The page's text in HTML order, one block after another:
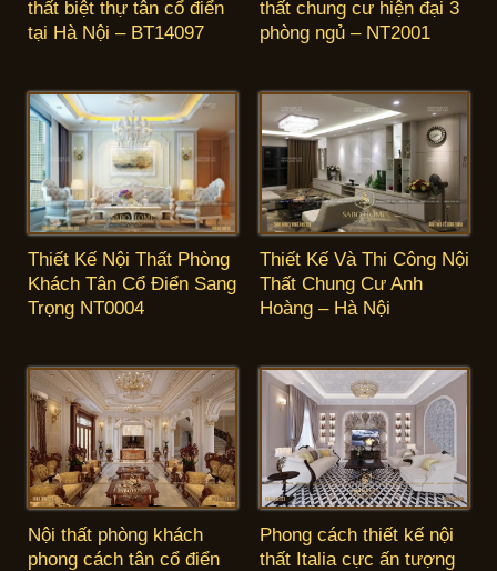
thất biệt thự tân cổ điển
tại Hà Nội – BT14097
thất chung cư hiện đại 3
phòng ngủ – NT2001
Thiết Kế Nội Thất Phòng
Khách Tân Cổ Điển Sang
Trọng NT0004
Thiết Kế Và Thi Công Nội
Thất Chung Cư Anh
Hoàng – Hà Nội
Nội thất phòng khách
phong cách tân cổ điển
Phong cách thiết kế nội
thất Italia cực ấn tượng